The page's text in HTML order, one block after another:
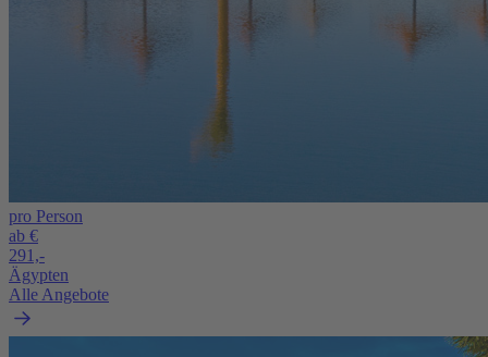
pro Person
ab €
291,-
Ägypten
Alle Angebote